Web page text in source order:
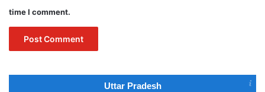
time I comment.
Uttar Pradesh